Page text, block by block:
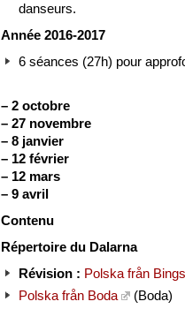
danseurs.
Année 2016-2017
6 séances (27h) pour
– 2 octobre
– 27 novembre
– 8 janvier
– 12 février
– 12 mars
– 9 avril
Contenu
Répertoire du Dalarna
Révision : Polska från
Polska från Boda
(Boda)